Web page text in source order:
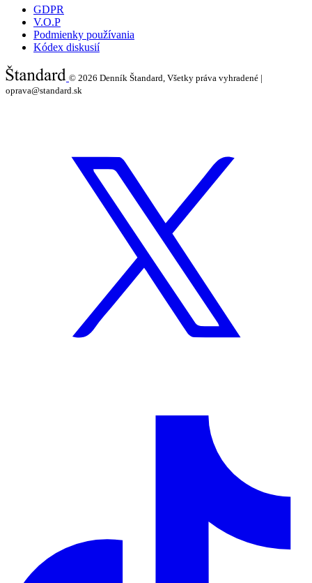
GDPR
V.O.P
Podmienky používania
Kódex diskusií
© 2026 Denník Štandard, Všetky práva vyhradené |
oprava@standard.sk